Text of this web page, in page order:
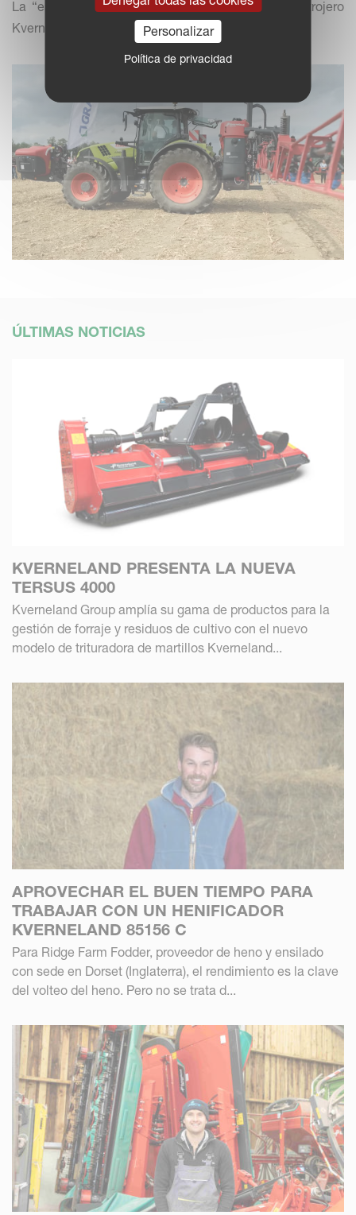
La “estrella” de nuestro mercado es el chisel rastrojero
Kverneland Enduro Pro.
ÚLTIMAS NOTICIAS
KVERNELAND PRESENTA LA NUEVA
TERSUS 4000
Kverneland Group amplía su gama de productos para la
gestión de forraje y residuos de cultivo con el nuevo
modelo de trituradora de martillos Kverneland...
APROVECHAR EL BUEN TIEMPO PARA
TRABAJAR CON UN HENIFICADOR
KVERNELAND 85156 C
Para Ridge Farm Fodder, proveedor de heno y ensilado
con sede en Dorset (Inglaterra), el rendimiento es la clave
del volteo del heno. Pero no se trata d...
Personalizar
Política de privacidad